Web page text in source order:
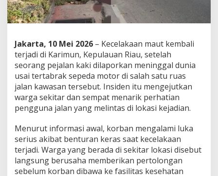
Jakarta, 10 Mei 2026 – Kecelakaan maut kembali
terjadi di Karimun, Kepulauan Riau, setelah
seorang pejalan kaki dilaporkan meninggal dunia
usai tertabrak sepeda motor di salah satu ruas
jalan kawasan tersebut. Insiden itu mengejutkan
warga sekitar dan sempat menarik perhatian
pengguna jalan yang melintas di lokasi kejadian.
Menurut informasi awal, korban mengalami luka
serius akibat benturan keras saat kecelakaan
terjadi. Warga yang berada di sekitar lokasi disebut
langsung berusaha memberikan pertolongan
sebelum korban dibawa ke fasilitas kesehatan